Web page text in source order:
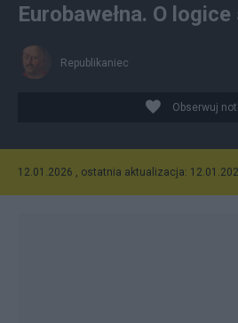
Eurobawełna. O
Republikaniec
Obserwuj
12.01.2026 , ostatnia aktualizacja: